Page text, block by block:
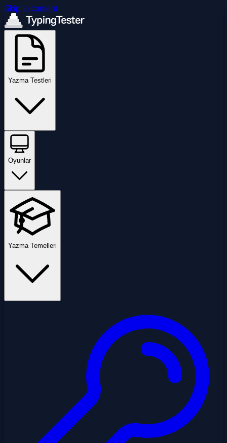
Skip to content
Yazma Testleri
Oyunlar
Yazma Temelleri